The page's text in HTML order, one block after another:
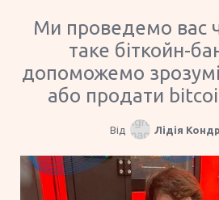
Ми проведемо вас
таке біткойн-
допоможемо
або продати
Від Лідія